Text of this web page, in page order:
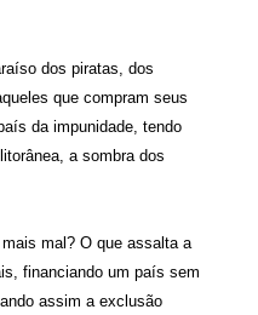
dos piratas, dos
que compram seus
da impunidade, tendo
a sombra dos
mal? O que assalta a
financiando um país sem
assim a exclusão